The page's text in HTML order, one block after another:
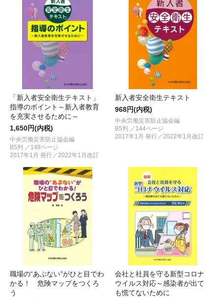
「新入者安全衛生テキスト」
指導のポイント～新入者教育
を充実させるために～
1,650円(内税)
中央労働災害防止協会編
B5判 ／148ページ
2017年1月 発行／2022年1月改訂
新入者安全衛生テキスト
968円(内税)
中央労働災害防止協会編
B5判 ／144ページ
2017年1月 発行／2022年1月改訂
職場の“あぶない”がひと目でわ
かる！ 危険マップをつくろ
う
会社と社員を守る新型コロナ
ウイルス対応～感染者が出て
も慌てないために